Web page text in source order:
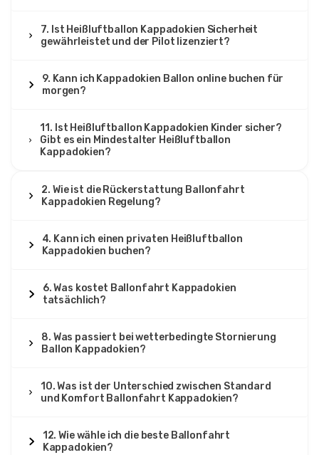
7. Ist Heißluftballon Kappadokien Sicherheit
gewährleistet und der Pilot lizenziert?
9. Kann ich Kappadokien Ballon online buchen für
morgen?
11. Ist Heißluftballon Kappadokien Kinder sicher?
Gibt es ein Mindestalter Heißluftballon
Kappadokien?
2. Wie ist die Rückerstattung Ballonfahrt
Kappadokien Regelung?
4. Kann ich einen privaten Heißluftballon
Kappadokien buchen?
6. Was kostet Ballonfahrt Kappadokien
tatsächlich?
8. Was passiert bei wetterbedingte Stornierung
Ballon Kappadokien?
10. Was ist der Unterschied zwischen Standard
und Komfort Ballonfahrt Kappadokien?
12. Wie wähle ich die beste Ballonfahrt
Kappadokien?